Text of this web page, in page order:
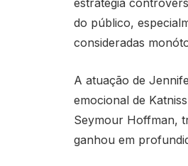
estratégia
do público,
consideradas
A atuação de
emocional de
Seymour Hoffman,
ganhou em